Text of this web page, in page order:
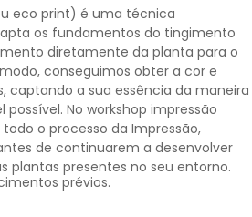
eco print) é uma técnica
os fundamentos do tingimento
diretamente da planta para o
conseguimos obter a cor e
captando a sua essência da maneira
No workshop impressão
o processo da Impressão,
de continuarem a desenvolver
plantas presentes no seu entorno.
prévios.